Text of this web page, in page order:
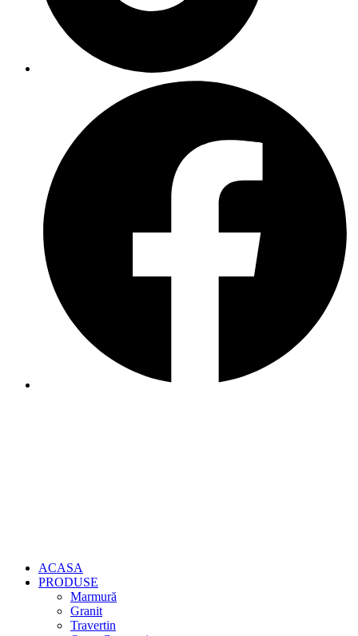
ACASA
PRODUSE
Marmură
Granit
Travertin